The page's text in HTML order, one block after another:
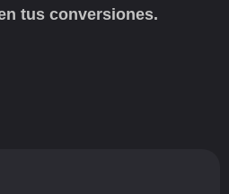
tus conversiones.